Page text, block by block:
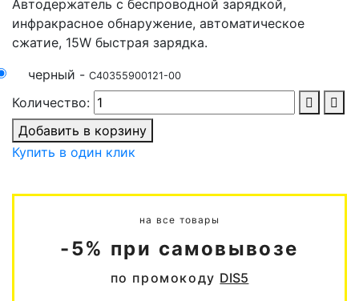
Автодержатель с беспроводной зарядкой,
инфракрасное обнаружение, автоматическое
сжатие, 15W быстрая зарядка.
черный - C40355900121-00
Количество:
Добавить в корзину
Купить в один клик
на все товары
-5% при самовывозе
по промокоду DIS5